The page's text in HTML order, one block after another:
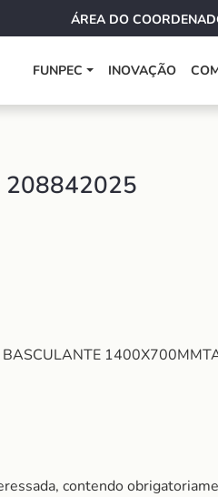
ÁREA DO
FUNPEC INOVAÇÃO
208842025
contendo